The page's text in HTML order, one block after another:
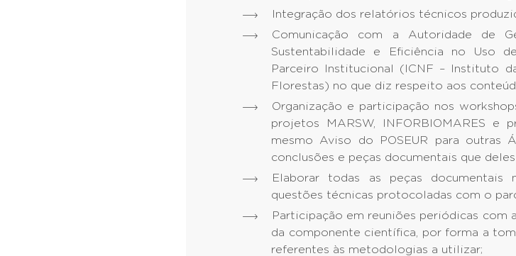
Integração dos relatórios técnicos
Comunicação com a Autoridade de
Sustentabilidade e Eficiência no Uso
Parceiro Institucional (ICNF – Instituto
Florestas) no que diz respeito aos
Organização e participação nos
projetos MARSW, INFORBIOMARES e
mesmo Aviso do POSEUR para outras
conclusões e peças documentais que
Elaborar todas as peças documentais
questões técnicas protocoladas com o
Participação em reuniões periódicas com
da componente científica, por forma a
referentes às metodologias a utilizar;